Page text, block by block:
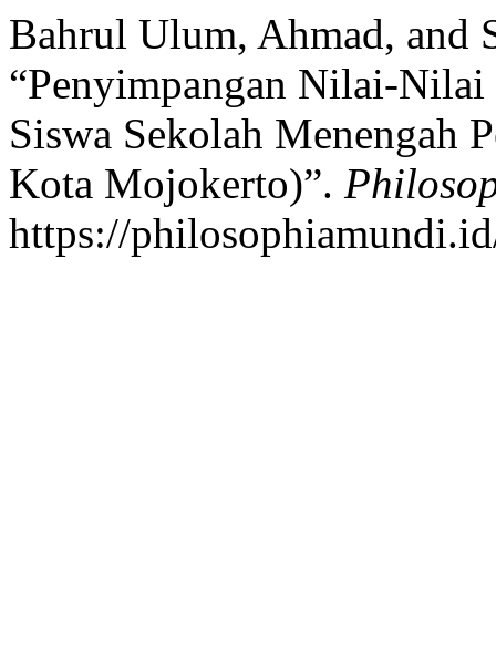
Bahrul Ulum, Ahmad, and
“Penyimpangan Nilai-
Siswa Sekolah Menengah
Kota Mojokerto)”.
https://